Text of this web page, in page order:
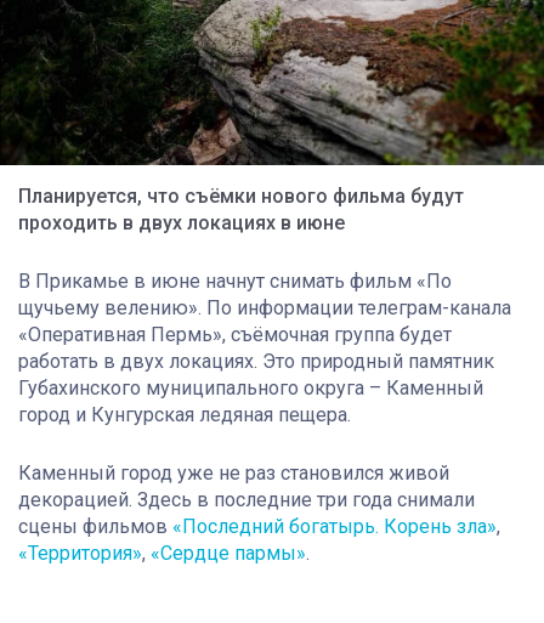
Планируется, что съёмки нового фильма будут
проходить в двух локациях в июне
В Прикамье в июне начнут снимать фильм «По
щучьему велению». По информации телеграм-канала
«Оперативная Пермь», съёмочная группа будет
работать в двух локациях. Это природный памятник
Губахинского муниципального округа – Каменный
город и Кунгурская ледяная пещера.
Каменный город уже не раз становился живой
декорацией. Здесь в последние три года снимали
сцены фильмов «Последний богатырь. Корень зла»,
«Территория», «Сердце пармы».